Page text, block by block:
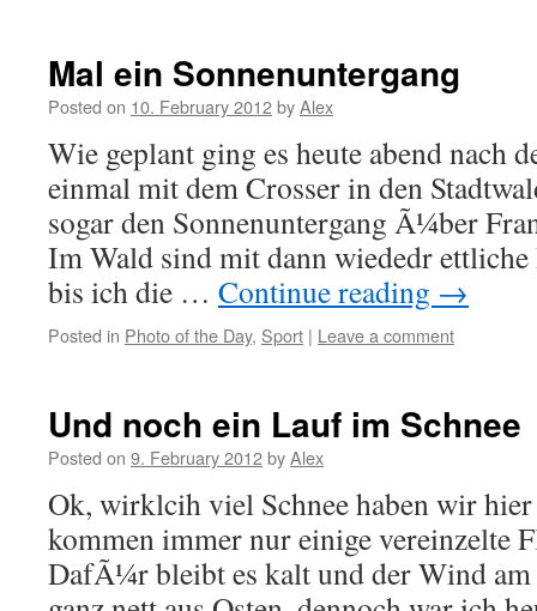
Mal ein Sonnenuntergang
Posted on 10. February 2012byAlex
Wie geplant ging es heute abend nach
einmal mit dem Crosser in den
sogar den Sonnenuntergang Ã¼ber
Im Wald sind mit dann wiededr ettliche
bis ich die … Continue reading →
Posted in Photo of the Day, Sport | Leave a comment
Und noch ein Lauf im Schnee
Posted on 9. February 2012byAlex
Ok, wirklcih viel Schnee haben wir
kommen immer nur einige vereinzelte
DafÃ¼r bleibt es kalt und der Wind